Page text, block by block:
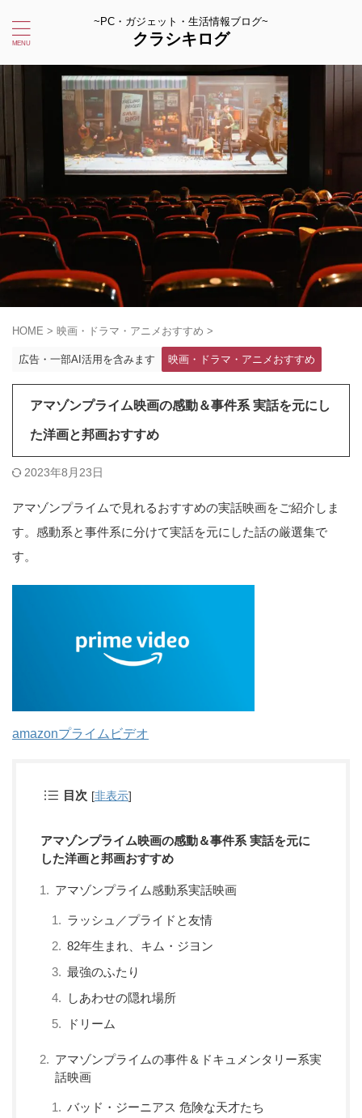
~PC・ガジェット・生活情報ブログ~
クラシキログ
HOME > 映画・ドラマ・アニメおすすめ >
広告・一部AI活用を含みます 映画・ドラマ・アニメおすすめ
アマゾンプライム映画の感動＆事件系 実話を元にし
た洋画と邦画おすすめ
2023年8月23日
アマゾンプライムで見れるおすすめの実話映画をご紹介しま
す。感動系と事件系に分けて実話を元にした話の厳選集で
す。
amazonプライムビデオ
目次 [非表示]
アマゾンプライム映画の感動＆事件系 実話を元に
した洋画と邦画おすすめ
アマゾンプライム感動系実話映画
ラッシュ／プライドと友情
82年生まれ、キム・ジヨン
最強のふたり
しあわせの隠れ場所
ドリーム
アマゾンプライムの事件＆ドキュメンタリー系実
話映画
バッド・ジーニアス 危険な天才たち